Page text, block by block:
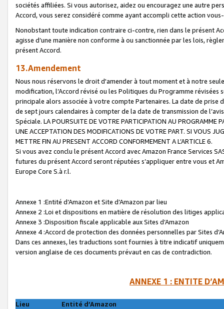
sociétés affiliées. Si vous autorisez, aidez ou encouragez une autre
Accord, vous serez considéré comme ayant accompli cette action
Nonobstant toute indication contraire ci-contre, rien dans le présent
agisse d’une manière non conforme à ou sanctionnée par les lois,
présent Accord.
13.Amendement
Nous nous réservons le droit d'amender à tout moment et à notre
modification, l’Accord révisé ou les Politiques du Programme
principale alors associée à votre compte Partenaires. La date de
de sept jours calendaires à compter de la date de transmission de
Spéciale. LA POURSUITE DE VOTRE PARTICIPATION AU PROGRAMME
UNE ACCEPTATION DES MODIFICATIONS DE VOTRE PART. SI VOUS
METTRE FIN AU PRESENT ACCORD CONFORMEMENT A L’ARTICLE 6.
Si vous avez conclu le présent Accord avec Amazon France Services
futures du présent Accord seront réputées s’appliquer entre vous et
Europe Core S.à r.l.
Annexe 1 :Entité d’Amazon et Site d’Amazon par lieu
Annexe 2 :Loi et dispositions en matière de résolution des litiges
Annexe 3 :Disposition fiscale applicable aux Sites d’Amazon
Annexe 4 :Accord de protection des données personnelles par Sites
Dans ces annexes, les traductions sont fournies à titre indicatif
version anglaise de ces documents prévaut en cas de contradiction.
ANNEXE 1 : ENTITE
Lieu
Entité d’Amazon